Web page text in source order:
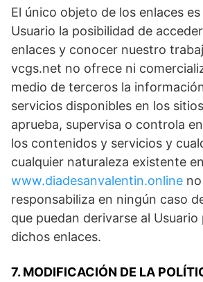
El único objeto de los enlaces
Usuario la posibilidad de
enlaces y conocer nuestro
vcgs.net no ofrece ni
medio de terceros la
servicios disponibles en los
aprueba, supervisa o controla
los contenidos y servicios y
cualquier naturaleza existente
www.diadesanvalentin.online
responsabiliza en ningún caso
que puedan derivarse al Usuario
dichos enlaces.
7. MODIFICACIÓN DE LA